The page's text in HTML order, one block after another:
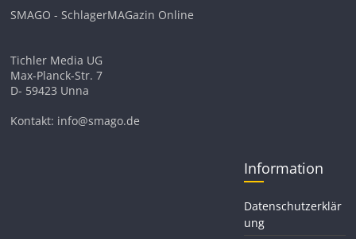
SMAGO - SchlagerMAGazin Online
Tichler Media UG
Max-Planck-Str. 7
D- 59423 Unna
Kontakt: info@smago.de
Information
Datenschutzerklär
ung